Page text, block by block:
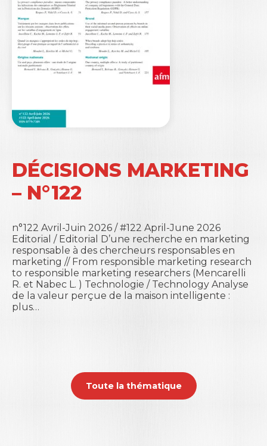
DÉCISIONS MARKETING
– N°122
n°122 Avril-Juin 2026 / #122 April-June 2026
Editorial / Editorial D’une recherche en marketing
responsable à des chercheurs responsables en
marketing // From responsible marketing research
to responsible marketing researchers (Mencarelli
R. et Nabec L. ) Technologie / Technology Analyse
de la valeur perçue de la maison intelligente :
plus…
Toute la thématique